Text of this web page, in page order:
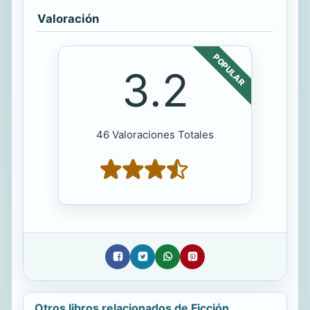
Valoración
POPULAR
3.2
46 Valoraciones Totales